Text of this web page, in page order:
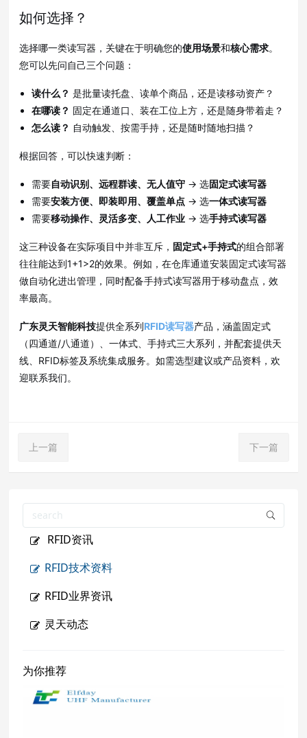
如何选择？
选择哪一类读写器，关键在于明确您的使用场景和核心需求。
您可以先问自己三个问题 ：
读什么？ 是批量读托盘、读单个商品，还是读移动资产？
在哪读？ 固定在通道口、装在工位上方，还是随身带着走？
怎么读？ 自动触发、按需手持，还是随时随地扫描？
根据回答，可以快速判断：
需要自动识别、远程群读、无人值守 → 选固定式读写器
需要安装方便、即装即用、覆盖单点 → 选一体式读写器
需要移动操作、灵活多变、人工作业 → 选手持式读写器
这三种设备在实际项目中并非互斥， 固定式+手持式的组合部署
往往能达到1+1>2的效果。例如，在仓库通道安装固定式读写器
做自动化进出管理，同时配备手持式读写器用于移动盘点，效
率最高。
广东灵天智能科技提供全系列 RFID读写器产品，涵盖固定式
（四通道/八通道）、一体式、手持式三大系列，并配套提供天
线、RFID标签及系统集成服务。如需选型建议或产品资料，欢
迎联系我们。
上一篇 下一篇
RFID资讯
RFID技术资料
RFID业界资讯
灵天动态
为你推荐